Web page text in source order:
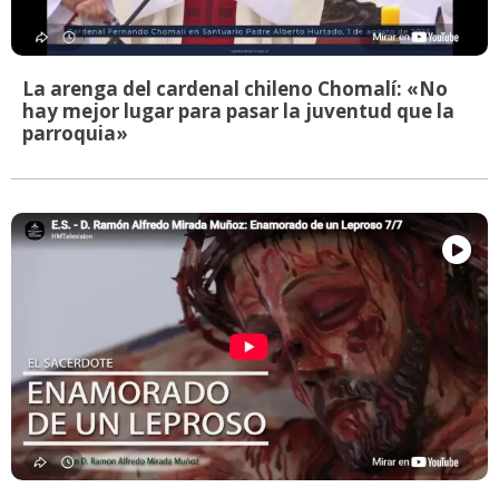
La arenga del cardenal chileno Chomalí: «No
hay mejor lugar para pasar la juventud que la
parroquia»